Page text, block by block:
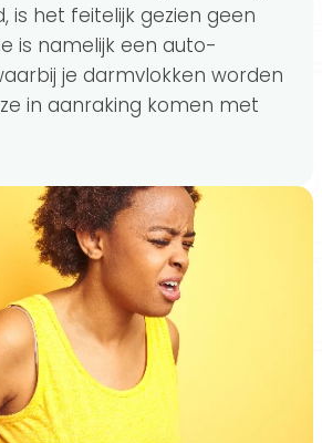
is het feitelijk gezien geen
is namelijk een auto-
je darmvlokken worden
in aanraking komen met